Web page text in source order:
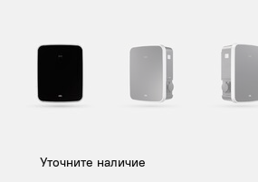
Уточните наличие